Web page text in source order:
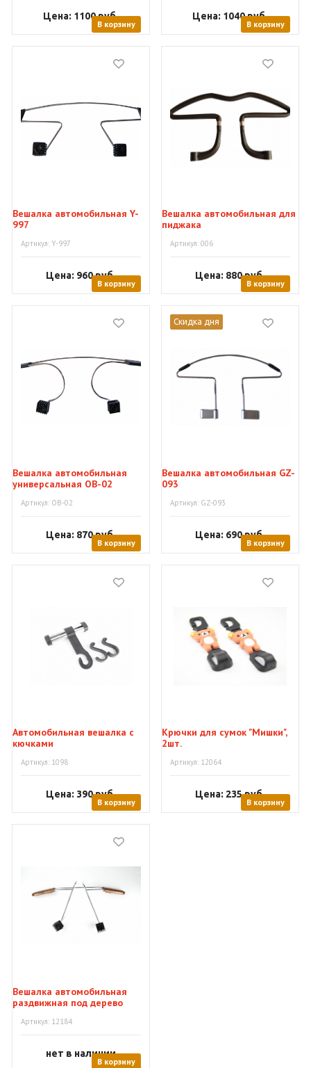
Цена: 1100руб.
В корзину
Цена: 1040руб.
В корзину
Вешалка автомобильная Y-
997
Артикул: Y-997
Цена: 960руб.
В корзину
Вешалка автомобильная для
пиджака
Артикул: 006
Цена: 880руб.
В корзину
Вешалка автомобильная
универсальная OB-02
Артикул: OB-02
Цена: 870руб.
В корзину
Скидка дня
Вешалка автомобильная GZ-
093
Артикул: GZ-093
Цена: 690руб.
В корзину
Автомобильная вешалка с
кючками
Артикул: 1098
Цена: 390руб.
В корзину
Крючки для сумок "Мишки",
2шт.
Артикул: 12064
Цена: 235руб.
В корзину
Вешалка автомобильная
раздвижная под дерево
Артикул: 12184
нет в наличии
В корзину